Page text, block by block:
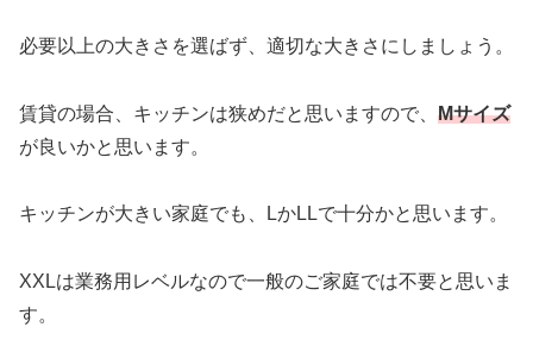
必要以上の大きさを選ばず、適切な大きさにしましょう。
賃貸の場合、キッチンは狭めだと思いますので、 Mサイズ
が良いかと思います。
キッチンが大きい家庭でも、LかLLで十分かと思います。
XXLは業務用レベルなので一般のご家庭では不要と思いま
す。